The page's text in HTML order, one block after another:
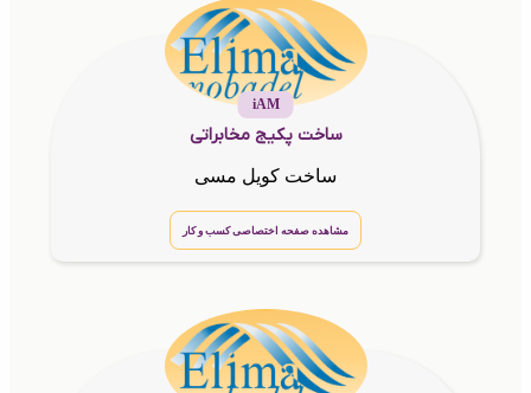
iAM
ساخت پکیج مخابراتی
ساخت کویل مسی
مشاهده صفحه اختصاصی کسب و کار